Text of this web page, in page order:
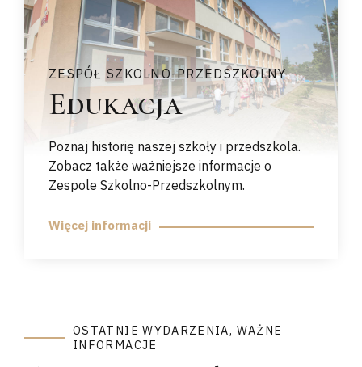
ZESPÓŁ SZKOLNO-PRZEDSZKOLNY
Edukacja
Poznaj historię naszej szkoły i przedszkola.
Zobacz także ważniejsze informacje o
Zespole Szkolno-Przedszkolnym.
Więcej informacji
OSTATNIE WYDARZENIA, WAŻNE
INFORMACJE